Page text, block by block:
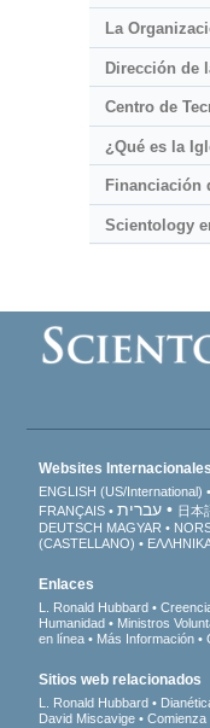
La
Dirección de
Centro de
¿Qué es la
Financiación
Scientology
Websites Internacionales
ENGLISH (US/International)
FRANÇAIS
עברית 日本
DEUTSCH MAGYAR
(CASTELLANO)
Enlaces
L. Ronald Hubbard
Humanidad
Ministros
en línea
Más Información
Sitios web relacionados
L. Ronald Hubbard
David Miscavige